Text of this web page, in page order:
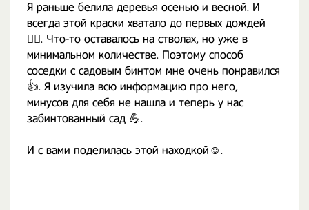
Я раньше белила деревья осенью и весной. И
всегда этой краски хватало до первых дождей
🤷‍♀️. Что-то оставалось на стволах, но уже в
минимальном количестве. Поэтому способ
соседки с садовым бинтом мне очень понравился
👍. Я изучила всю информацию про него,
минусов для себя не нашла и теперь у нас
забинтованный сад 💪.
И с вами поделилась этой находкой☺️.